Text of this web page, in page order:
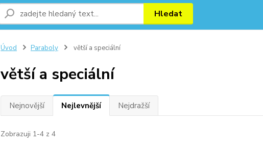
Hledat
Úvod Paraboly větší a speciální
větší a speciální
Nejnovější Nejlevnější Nejdražší
Zobrazuji 1-4 z 4